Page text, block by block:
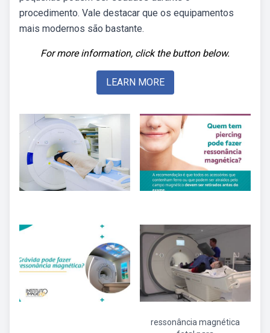
procedimento. Vale destacar que os equipamentos
mais modernos são bastante.
For more information, click the button below.
LEARN MORE
ressonância magnética